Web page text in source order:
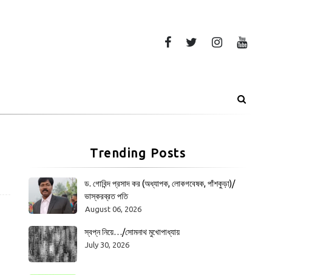
Trending Posts
ড. গোবিন্দ প্রসাদ কর (অধ্যাপক, লোকগবেষক, পাঁশকুড়া)/
ভাস্করব্রত পতি
August 06, 2026
স্বপ্ন নিয়ে…/সোমনাথ মুখোপাধ্যায়
July 30, 2026